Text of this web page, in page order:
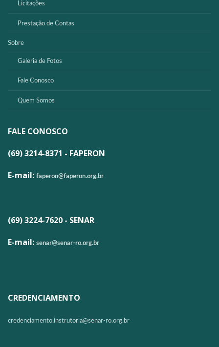
Licitações
Prestação de Contas
Sobre
Galeria de Fotos
Fale Conosco
Quem Somos
FALE CONOSCO
(69) 3214-8371 - FAPERON
E-mail: faperon@faperon.org.br
(69) 3224-7620 - SENAR
E-mail: senar@senar-ro.org.br
CREDENCIAMENTO
credenciamento.instrutoria@senar-ro.org.br